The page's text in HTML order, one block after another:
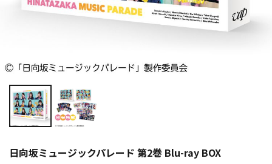
日向坂ミュージックパレード 第2巻 Blu-ray BOX